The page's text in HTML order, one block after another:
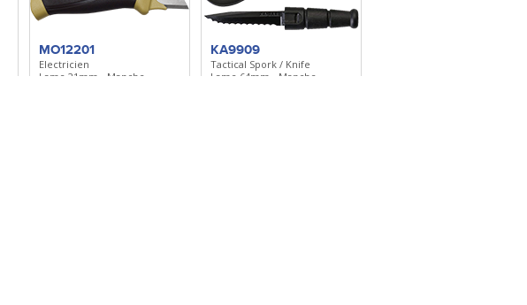
MO12201
Electricien
Lame 21mm - Manche
KA9909
Tactical Spork / Knife
Lame 64mm - Manche